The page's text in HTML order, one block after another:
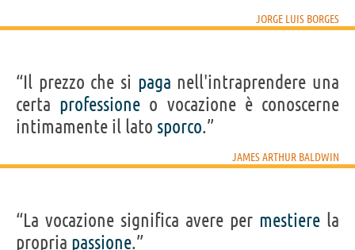
JORGE LUIS BORGES
“Il prezzo che si paga nell'intraprendere una
certa professione o vocazione è conoscerne
intimamente il lato sporco.”
JAMES ARTHUR BALDWIN
“La vocazione significa avere per mestiere la
propria passione.”